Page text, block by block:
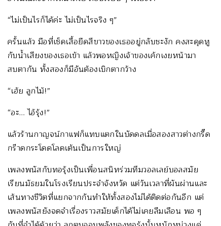
“ไม่เป็นไรก็ได้ค่ะ ไม่เป็นไรจริง ๆ”
ครั้นแล้ว มือที่เช็ดเสื้อยืดสีขาวของเธออยู่กลับชะงัก คงสะดุดหู
กับน้ำเสียงของเธอเข้า แล้วพอหญิงเจ้าของเค้กเงยหน้ามา
สบตากัน ทั้งสองก็มีอันต้องเบิกตากว้าง
“เฮ้ย ลูกไม้!”
“อะ… ไอ้รุ้ง!”
แล้วร้านกาญจน์กาแฟก็แทบแตกในบัดดลเมื่อสองสาวต่างกรี๊ด
กร๊าดกระโดดโลดเต้นเป็นการใหญ่
เพลงพนัสกับทอรุ้งเป็นเพื่อนสนิทร่วมทีมวอลเลย์บอลสมัย
เรียนมัธยมในโรงเรียนประจำจังหวัด แต่วันเวลาที่ผันผ่านและ
เส้นทางชีวิตที่แยกจากกันทำให้ทั้งสองไม่ได้ติดต่อกันอีก แต่
เพลงพนัสยังจดจำเรื่องราวสมัยเด็กได้ไม่เคยลืมเลือน พอ ๆ